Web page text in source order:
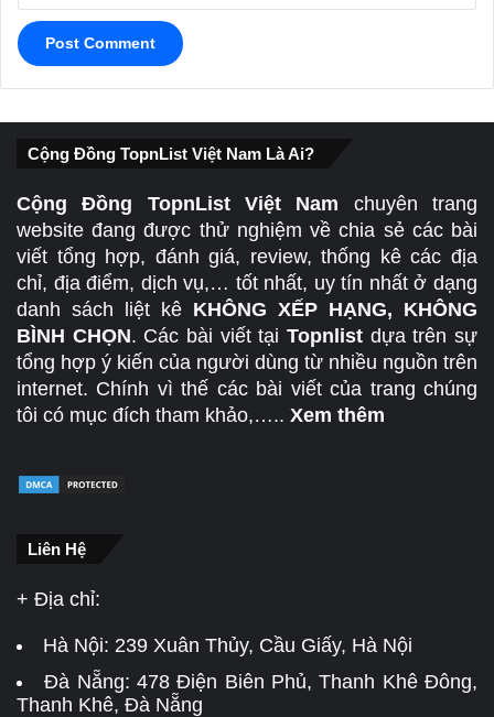
Cộng Đồng TopnList Việt Nam Là Ai?
Cộng Đồng TopnList Việt Nam chuyên trang
website đang được thử nghiệm về chia sẻ các bài
viết tổng hợp, đánh giá, review, thống kê các địa
chỉ, địa điểm, dịch vụ,… tốt nhất, uy tín nhất ở dạng
danh sách liệt kê KHÔNG XẾP HẠNG, KHÔNG
BÌNH CHỌN. Các bài viết tạiTopnlist dựa trên sự
tổng hợp ý kiến của người dùng từ nhiều nguồn trên
internet. Chính vì thế các bài viết của trang chúng
tôi có mục đích tham khảo,….. Xem thêm
Liên Hệ
+ Địa chỉ:
Hà Nội: 239 Xuân Thủy, Cầu Giấy, Hà Nội
Đà Nẵng:478 Điện Biên Phủ, Thanh Khê Đông,
Thanh Khê, Đà Nẵng